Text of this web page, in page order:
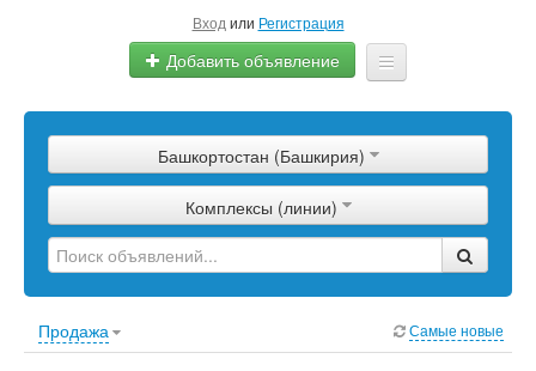
Вход или Регистрация
Добавить объявление
Сырье
Изделия
Оборудование
Башкортостан (Башкирия)
Комплексы (линии)
Продажа Самые новые